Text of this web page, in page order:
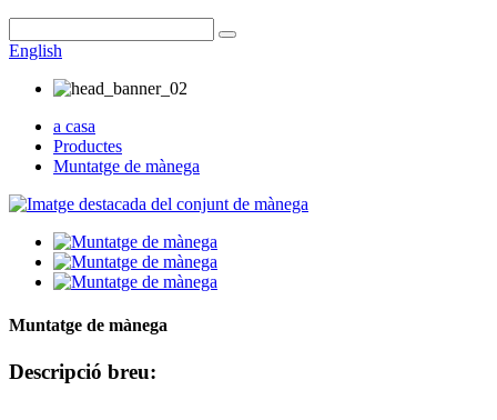
English
a casa
Productes
Muntatge de mànega
Muntatge de mànega
Descripció breu: